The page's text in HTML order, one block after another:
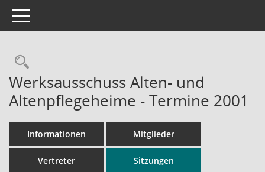
Toggle navigation
Rechercheauswahl
Werksausschuss Alten- und
Altenpflegeheime - Termine 2001
Informationen Mitglieder
Vertreter Sitzungen